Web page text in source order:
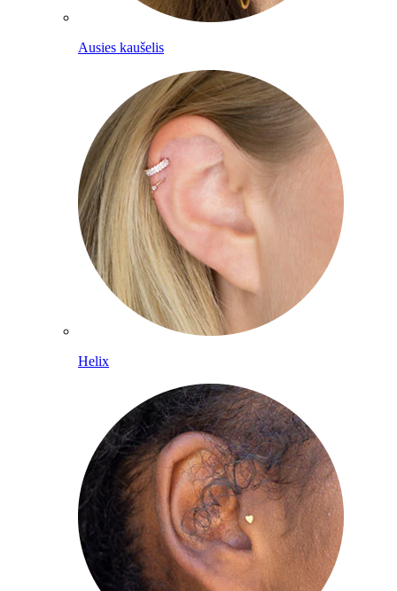
Ausies kaušelis
Helix